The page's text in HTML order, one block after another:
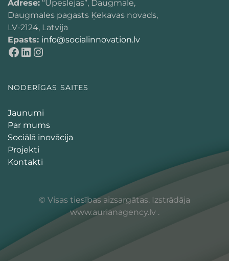
Adrese: “Upeslejas”, Daugmale,
Daugmales pagasts Ķekavas novads,
LV-2124, Latvija
Epasts: info@socialinnovation.lv
NODERĪGAS SAITES
Jaunumi
Par mums
Sociālā inovācija
Projekti
Kontakti
© Visas tiesības aizsargātas. Izstrādāja
www.aurianagency.lv .